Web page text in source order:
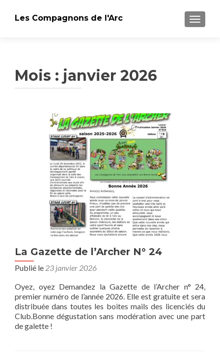
Les Compagnons de l'Arc
Mois : janvier 2026
La Gazette de l’Archer N° 24
Publié le 23 janvier 2026
Oyez, oyez Demandez la Gazette de l’Archer n° 24,
premier numéro de l’année 2026. Elle est gratuite et sera
distribuée dans toutes les boites mails des licenciés du
Club.Bonne dégustation sans modération avec une part
de galette !